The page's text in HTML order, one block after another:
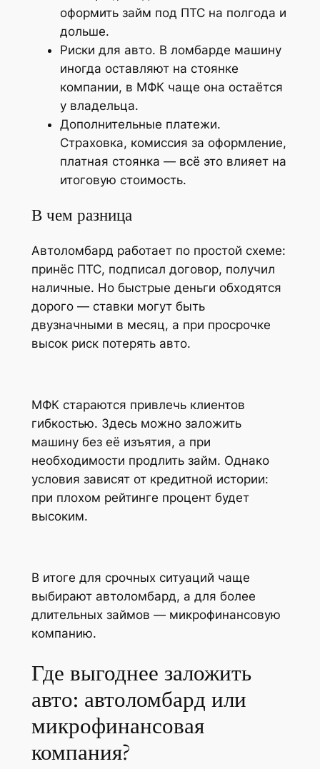
оформить займ под ПТС на полгода и
дольше.
Риски для авто. В ломбарде машину
иногда оставляют на стоянке
компании, в МФК чаще она остаётся
у владельца.
Дополнительные платежи.
Страховка, комиссия за оформление,
платная стоянка — всё это влияет на
итоговую стоимость.
В чем разница
Автоломбард работает по простой схеме:
принёс ПТС, подписал договор, получил
наличные. Но быстрые деньги обходятся
дорого — ставки могут быть
двузначными в месяц, а при просрочке
высок риск потерять авто.
МФК стараются привлечь клиентов
гибкостью. Здесь можно заложить
машину без её изъятия, а при
необходимости продлить займ. Однако
условия зависят от кредитной истории:
при плохом рейтинге процент будет
высоким.
В итоге для срочных ситуаций чаще
выбирают автоломбард, а для более
длительных займов — микрофинансовую
компанию.
Где выгоднее заложить
авто: автоломбард или
микрофинансовая
компания?